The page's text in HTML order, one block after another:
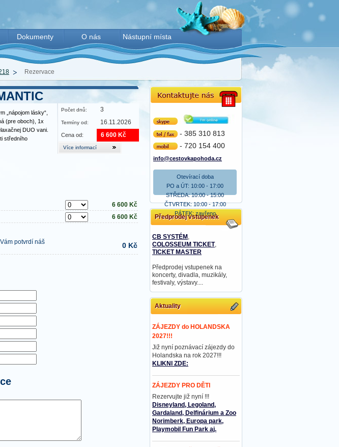
Dokumenty O nás Nástupní místa
Rezervace
„nápojom lásky“,
(pre oboch), 1x
DUO vani.
středního
3
Počet dnů:
16.11.2026
Termíny od:
6 600 Kč
Cena od:
Více informací
6 600 Kč
6 600 Kč
potvrdí náš
0 Kč
- 385 310 813
- 720 154 400
info@cestovkapohoda.cz
Otevírací doba
PO a ÚT: 10:00 - 17:00
STŘEDA: 10:00 - 15:00
ČTVRTEK: 10:00 - 17:00
PÁTEK: zavřeno
Předprodej vstupenek
CB SYSTÉM ,
COLOSSEUM TICKET,
TICKET MASTER
Předprodej vstupenek na
koncerty, divadla, muzikály,
festivaly, výstavy....
Aktuality
ZÁJEZDY do HOLANDSKA
2027!!!
Již nyní poznávací zájezdy do
Holandska na rok 2027!!!
KLIKNI ZDE:
ZÁJEZDY PRO DĚTI
Rezervujte již nyní !!!
Disneyland, Legoland,
Gardaland, Delfinárium a Zoo
Norimberk, Europa park,
Playmobil Fun Park aj.